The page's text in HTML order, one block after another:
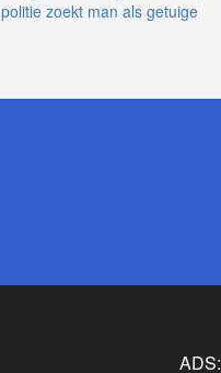
politie zoekt man als getuige
ADS: